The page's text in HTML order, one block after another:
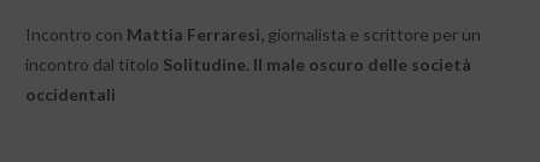
Incontro con Mattia Ferraresi, giornalista e scrittore per un
incontro dal titolo Solitudine. Il male oscuro delle società
occidentali